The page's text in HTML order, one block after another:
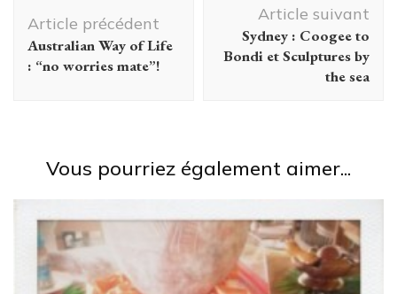
d'article
Article précédent
Australian Way of Life
: “no worries mate”!
Article suivant
Sydney : Coogee to
Bondi et Sculptures by
the sea
Vous pourriez également aimer...